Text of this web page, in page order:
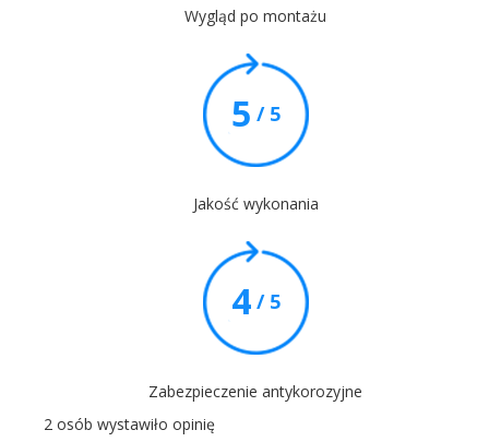
Wygląd po montażu
5 / 5
Jakość wykonania
4/ 5
Zabezpieczenie antykorozyjne
2 osób wystawiło opinię